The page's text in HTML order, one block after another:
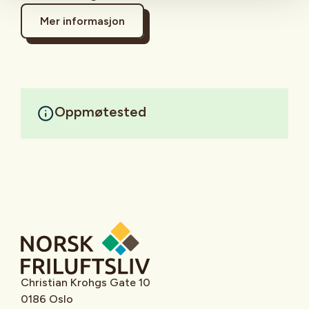
Mer informasjon
Oppmøtested
Christian Krohgs Gate 10
0186 Oslo